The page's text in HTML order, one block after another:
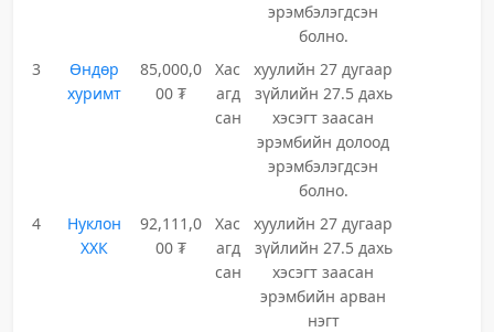
эрэмбэлэгдсэн
болно.
3
Өндөр
хуримт
85,000,0
00 ₮
Хас
агд
сан
хуулийн 27 дугаар
зүйлийн 27.5 дахь
хэсэгт заасан
эрэмбийн долоод
эрэмбэлэгдсэн
болно.
4
Нуклон
ХХК
92,111,0
00 ₮
Хас
агд
сан
хуулийн 27 дугаар
зүйлийн 27.5 дахь
хэсэгт заасан
эрэмбийн арван
нэгт